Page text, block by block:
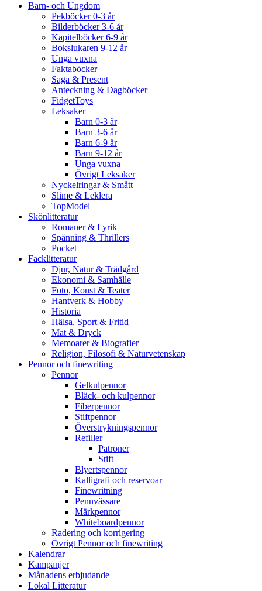
Barn- och Ungdom
Pekböcker 0-3 år
Bilderböcker 3-6 år
Kapitelböcker 6-9 år
Bokslukaren 9-12 år
Unga vuxna
Faktaböcker
Saga & Present
Anteckning & Dagböcker
FidgetToys
Leksaker
Barn 0-3 år
Barn 3-6 år
Barn 6-9 år
Barn 9-12 år
Unga vuxna
Övrigt Leksaker
Nyckelringar & Smått
Slime & Leklera
TopModel
Skönlitteratur
Romaner & Lyrik
Spänning & Thrillers
Pocket
Facklitteratur
Djur, Natur & Trädgård
Ekonomi & Samhälle
Foto, Konst & Teater
Hantverk & Hobby
Historia
Hälsa, Sport & Fritid
Mat & Dryck
Memoarer & Biografier
Religion, Filosofi & Naturvetenskap
Pennor och finewriting
Pennor
Gelkulpennor
Bläck- och kulpennor
Fiberpennor
Stiftpennor
Överstrykningspennor
Refiller
Patroner
Stift
Blyertspennor
Kalligrafi och reservoar
Finewritning
Pennvässare
Märkpennor
Whiteboardpennor
Radering och korrigering
Övrigt Pennor och finewriting
Kalendrar
Kampanjer
Månadens erbjudande
Lokal Litteratur